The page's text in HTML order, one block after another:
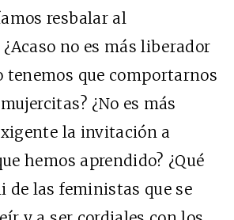
resbalar al
no es más liberador
tenemos que comportarnos
¿No es más
la invitación a
hemos aprendido? ¿Qué
de las feministas que se